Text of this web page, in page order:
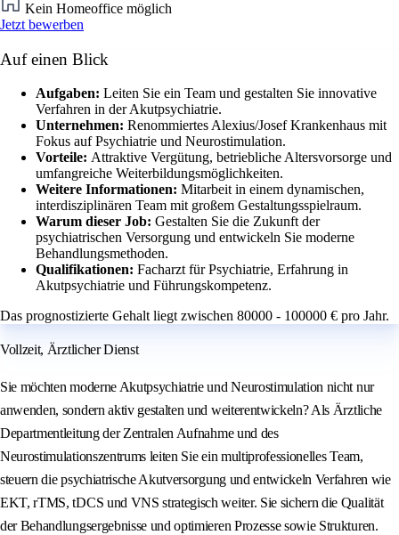
Kein Homeoffice möglich
Jetzt bewerben
Auf einen Blick
Aufgaben: Leiten Sie ein Team und gestalten Sie innovative
Verfahren in der Akutpsychiatrie.
Unternehmen: Renommiertes Alexius/Josef Krankenhaus mit
Fokus auf Psychiatrie und Neurostimulation.
Vorteile: Attraktive Vergütung, betriebliche Altersvorsorge und
umfangreiche Weiterbildungsmöglichkeiten.
Weitere Informationen: Mitarbeit in einem dynamischen,
interdisziplinären Team mit großem Gestaltungsspielraum.
Warum dieser Job: Gestalten Sie die Zukunft der
psychiatrischen Versorgung und entwickeln Sie moderne
Behandlungsmethoden.
Qualifikationen: Facharzt für Psychiatrie, Erfahrung in
Akutpsychiatrie und Führungskompetenz.
Das prognostizierte Gehalt liegt zwischen 80000 - 100000 € pro Jahr.
Vollzeit, Ärztlicher Dienst
Sie möchten moderne Akutpsychiatrie und Neurostimulation nicht nur
anwenden, sondern aktiv gestalten und weiterentwickeln? Als Ärztliche
Departmentleitung der Zentralen Aufnahme und des
Neurostimulationszentrums leiten Sie ein multiprofessionelles Team,
steuern die psychiatrische Akutversorgung und entwickeln Verfahren wie
EKT, rTMS, tDCS und VNS strategisch weiter. Sie sichern die Qualität
der Behandlungsergebnisse und optimieren Prozesse sowie Strukturen.